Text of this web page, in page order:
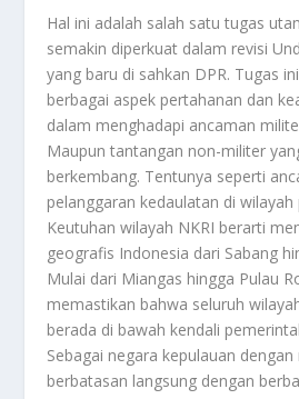
Hal ini adalah salah satu tugas
semakin diperkuat dalam revisi
yang baru di sahkan DPR. Tugas
berbagai aspek pertahanan dan
dalam menghadapi ancaman
Maupun tantangan non-militer
berkembang. Tentunya seperti
pelanggaran kedaulatan di wilayah
Keutuhan wilayah NKRI berarti
geografis Indonesia dari Sabang
Mulai dari Miangas hingga Pulau
memastikan bahwa seluruh
berada di bawah kendali
Sebagai negara kepulauan
berbatasan langsung dengan